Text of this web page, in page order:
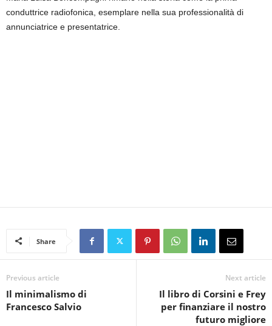
conduttrice radiofonica, esemplare nella sua professionalità di
annunciatrice e presentatrice.
Share
Previous article
Il minimalismo di
Francesco Salvio
Next article
Il libro di Corsini e Frey
per finanziare il nostro
futuro migliore